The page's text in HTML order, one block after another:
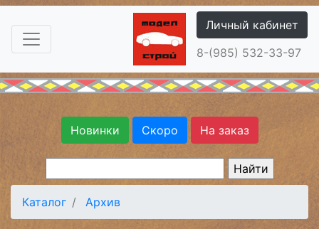
Личный кабинет
8-(985) 532-33-97
Новинки Скоро На заказ
Каталог Архив